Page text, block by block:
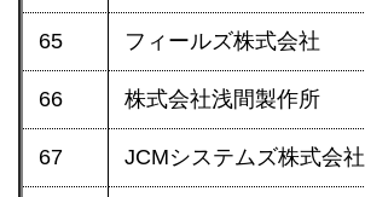
65 フィールズ株式会社
66 株式会社浅間製作所
67 JCMシステムズ株式会社